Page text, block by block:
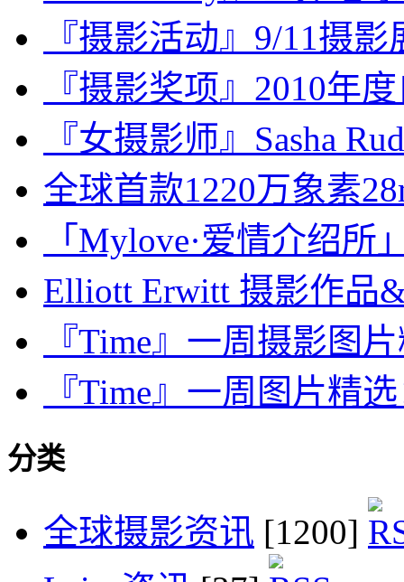
『摄影活动』9/11摄
『摄影奖项』2010年
『女摄影师』Sasha
全球首款1220万象素
「Mylove·爱情介绍所
Elliott Erwitt 摄影作品
『Time』一周摄影图
『Time』一周图片精
分类
全球摄影资讯 [1200]